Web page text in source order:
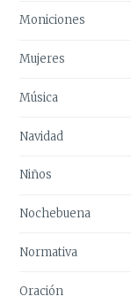
Moniciones
Mujeres
Música
Navidad
Niños
Nochebuena
Normativa
Oración